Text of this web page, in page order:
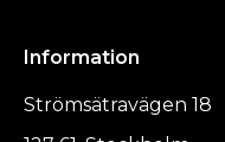
Information
Strömsätravägen 18